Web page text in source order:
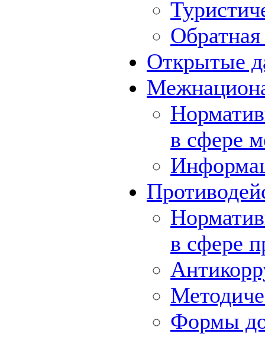
Обратная
Открытые
в сфере
в сфере
Формы